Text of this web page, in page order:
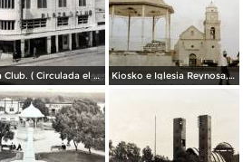
Plaza Club. ( Circulada el 21 de Mayo de 1957 ). Kiosko e Iglesia Reynosa, Tamaulipas.